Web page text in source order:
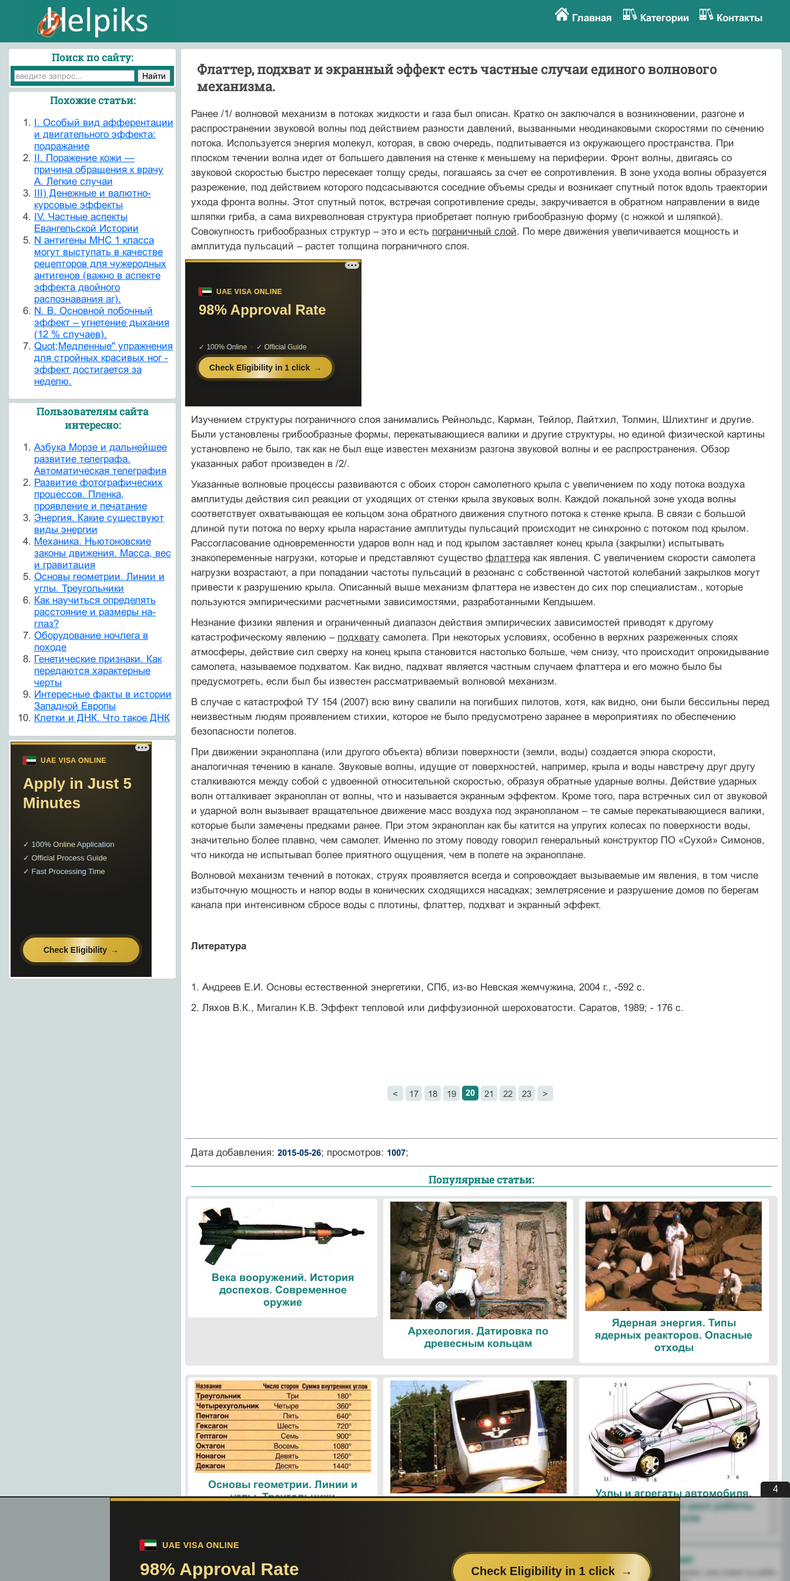
Главная Категории Контакты
Флаттер, подхват и экранный эффект есть частные случаи единого волнового
механизма.
Ранее /1/ волновой механизм в потоках жидкости и газа был описан. Кратко он заключался в возникновении, разгоне и
распространении звуковой волны под действием разности давлений, вызванными неодинаковыми скоростями по сечению
потока. Используется энергия молекул, которая, в свою очередь, подпитывается из окружающего пространства. При
плоском течении волна идет от большего давления на стенке к меньшему на периферии. Фронт волны, двигаясь со
звуковой скоростью быстро пересекает толщу среды, погашаясь за счет ее сопротивления. В зоне ухода волны образуется
разрежение, под действием которого подсасываются соседние объемы среды и возникает спутный поток вдоль траектории
ухода фронта волны. Этот спутный поток, встречая сопротивление среды, закручивается в обратном направлении в виде
шляпки гриба, а сама вихреволновая структура приобретает полную грибообразную форму (с ножкой и шляпкой).
Совокупность грибообразных структур – это и есть пограничный слой. По мере движения увеличивается мощность и
амплитуда пульсаций – растет толщина пограничного слоя.
Изучением структуры пограничного слоя занимались Рейнольдс, Карман, Тейлор, Лайтхил, Толмин, Шлихтинг и другие.
Были установлены грибообразные формы, перекатывающиеся валики и другие структуры, но единой физической картины
установлено не было, так как не был еще известен механизм разгона звуковой волны и ее распространения. Обзор
указанных работ произведен в /2/.
Указанные волновые процессы развиваются с обоих сторон самолетного крыла с увеличением по ходу потока воздуха
амплитуды действия сил реакции от уходящих от стенки крыла звуковых волн. Каждой локальной зоне ухода волны
соответствует охватывающая ее кольцом зона обратного движения спутного потока к стенке крыла. В связи с большой
длиной пути потока по верху крыла нарастание амплитуды пульсаций происходит не синхронно с потоком под крылом.
Рассогласование одновременности ударов волн над и под крылом заставляет конец крыла (закрылки) испытывать
знакопеременные нагрузки, которые и представляют существо флаттеракак явления. С увеличением скорости самолета
нагрузки возрастают, а при попадании частоты пульсаций в резонанс с собственной частотой колебаний закрылков могут
привести к разрушению крыла. Описанный выше механизм флаттера не известен до сих пор специалистам., которые
пользуются эмпирическими расчетными зависимостями, разработанными Келдышем.
Незнание физики явления и ограниченный диапазон действия эмпирических зависимостей приводят к другому
катастрофическому явлению – подхватусамолета. При некоторых условиях, особенно в верхних разреженных слоях
атмосферы, действие сил сверху на конец крыла становится настолько больше, чем снизу, что происходит опрокидывание
самолета, называемое подхватом. Как видно, падхват является частным случаем флаттера и его можно было бы
предусмотреть, если был бы известен рассматриваемый волновой механизм.
В случае с катастрофой ТУ 154 (2007) всю вину свалили на погибших пилотов, хотя, как видно, они были бессильны перед
неизвестным людям проявлением стихии, которое не было предусмотрено заранее в мероприятиях по обеспечению
безопасности полетов.
При движении экраноплана (или другого объекта) вблизи поверхности (земли, воды) создается эпюра скорости,
аналогичная течению в канале. Звуковые волны, идущие от поверхностей, например, крыла и воды навстречу друг другу
сталкиваются между собой с удвоенной относительной скоростью, образуя обратные ударные волны. Действие ударных
волн отталкивает экраноплан от волны, что и называется экранным эффектом. Кроме того, пара встречных сил от звуковой
и ударной волн вызывает вращательное движение масс воздуха под экранопланом – те самые перекатывающиеся валики,
которые были замечены предками ранее. При этом экраноплан как бы катится на упругих колесах по поверхности воды,
значительно более плавно, чем самолет. Именно по этому поводу говорил генеральный конструктор ПО «Сухой» Симонов,
что никогда не испытывал более приятного ощущения, чем в полете на экраноплане.
Волновой механизм течений в потоках, струях проявляется всегда и сопровождает вызываемые им явления, в том числе
избыточную мощность и напор воды в конических сходящихся насадках; землетрясение и разрушение домов по берегам
канала при интенсивном сбросе воды с плотины, флаттер, подхват и экранный эффект.
Литература
1. Андреев Е.И. Основы естественной энергетики, СПб, из-во Невская жемчужина, 2004 г., -592 с.
2. Ляхов В.К., Мигалин К.В. Эффект тепловой или диффузионной шероховатости. Саратов, 1989; - 176 с.
< 17 18 19 20 21 22 23 >
Дата добавления: 2015-05-26; просмотров: 1007;
Популярные статьи:
Века вооружений. История
доспехов. Современное
оружие
Археология. Датировка по
древесным кольцам
Ядерная энергия. Типы
ядерных реакторов. Опасные
отходы
Основы геометрии. Линии и
углы. Треугольники
Поезда. Современные
Узлы и агрегаты автомобиля.
Четырехтактный цикл работы
двигателя
Поиск по сайту:
Похожие статьи:
I. Особый вид афферентации
и двигательного эффекта:
подражание
II. Поражение кожи —
причина обращения к врачу
А. Легкие случаи
III) Денежные и валютно-
курсовые эффекты
IV. Частные аспекты
Евангельской Истории
N антигены МНС 1 класса
могут выступать в качестве
рецепторов для чужеродных
антигенов (важно в аспекте
эффекта двойного
распознавания аг).
N. B. Основной побочный
эффект – угнетение дыхания
(12 % случаев).
Quot;Медленные" упражнения
для стройных красивых ног -
эффект достигается за
неделю.
Пользователям сайта
интересно:
Азбука Морзе и дальнейшее
развитие телеграфа.
Автоматическая телеграфия
Развитие фотографических
процессов. Пленка,
проявление и печатание
Энергия. Какие существуют
виды энергии
Механика. Ньютоновские
законы движения. Масса, вес
и гравитация
Основы геометрии. Линии и
углы. Треугольники
Как научиться определять
расстояние и размеры на-
глаз?
Оборудование ночлега в
походе
Генетические признаки. Как
передаются характерные
черты
Интересные факты в истории
Западной Европы
Клетки и ДНК. Что такое ДНК
Поделитесь с друзьями:
Если вам перенёс пользу информационный материал, или помог в учебе
3